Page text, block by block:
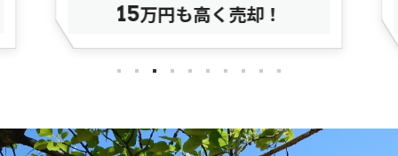
15万円も高く売却！